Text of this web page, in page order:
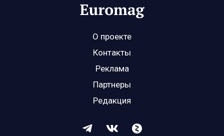
О проекте
Контакты
Реклама
Партнеры
Редакция